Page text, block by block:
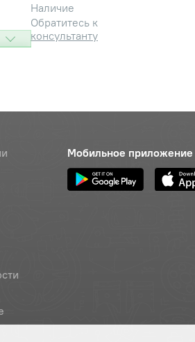
Наличие
Обратитесь к
консультанту
консультанту
Наличие
консультанту
Мобильное приложение